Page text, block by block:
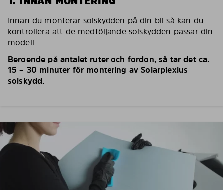
Innan du monterar solskydden på din bil så kan du
kontrollera att de medföljande solskydden passar din
modell.
Beroende på antalet ruter och fordon, så tar det ca.
15 – 30 minuter för montering av Solarplexius
solskydd.